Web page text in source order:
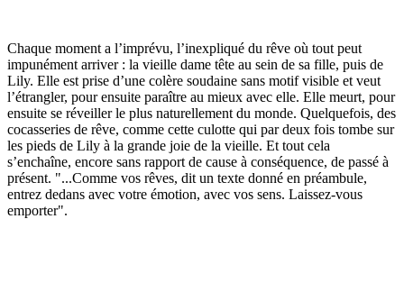
Chaque moment a l’imprévu, l’inexpliqué du rêve où tout peut
impunément arriver : la vieille dame tête au sein de sa fille, puis de
Lily. Elle est prise d’une colère soudaine sans motif visible et veut
l’étrangler, pour ensuite paraître au mieux avec elle. Elle meurt, pour
ensuite se réveiller le plus naturellement du monde. Quelquefois, des
cocasseries de rêve, comme cette culotte qui par deux fois tombe sur
les pieds de Lily à la grande joie de la vieille. Et tout cela
s’enchaîne, encore sans rapport de cause à conséquence, de passé à
présent. "...Comme vos rêves, dit un texte donné en préambule,
entrez dedans avec votre émotion, avec vos sens. Laissez-vous
emporter".